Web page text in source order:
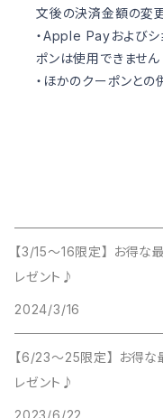
文後の決済金額の変
・Apple Payおよびシ
ポンは使用できません
・ほかのクーポンと
【3/15〜16限定】 お得
レゼント♪
2024/3/16
【6/23〜25限定】 お得
レゼント♪